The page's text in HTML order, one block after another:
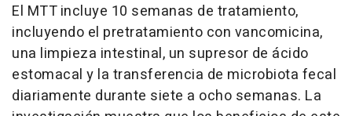
El MTT incluye 10 semanas de tratamiento,
incluyendo el pretratamiento con vancomicina,
una limpieza intestinal, un supresor de ácido
estomacal y la transferencia de microbiota fecal
diariamente durante siete a ocho semanas. La